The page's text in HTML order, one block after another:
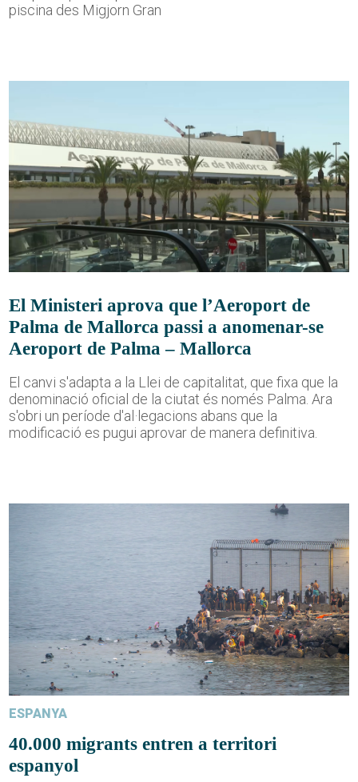
piscina des Migjorn Gran
El Ministeri aprova que l’Aeroport de
Palma de Mallorca passi a anomenar-se
Aeroport de Palma – Mallorca
El canvi s'adapta a la Llei de capitalitat, que fixa que la
denominació oficial de la ciutat és només Palma. Ara
s'obri un període d'al·legacions abans que la
modificació es pugui aprovar de manera definitiva.
ESPANYA
40.000 migrants entren a territori
espanyol